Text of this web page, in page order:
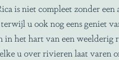
is niet compleet zonder
u ook nog eens geniet
in het hart van een
u over rivieren laat varen